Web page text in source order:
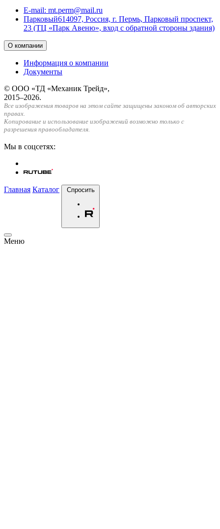
E-mail: mt.perm@mail.ru
Парковый614097, Россия, г. Пермь, Парковый проспект,
23 (ТЦ «Парк Авеню», вход с обратной стороны здания)
О компании
Информация о компании
Документы
© ООО «ТД «Механик Трейд»,
2015–2026.
Все изображения товаров на этом сайте защищены законом об авторских
правах.
Копирование и использование изображений возможно только с
разрешения правообладателя.
Мы в соцсетях:
Главная Каталог Спросить
Меню